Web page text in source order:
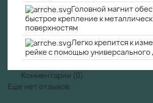
Головной магнит
быстрое крепление к
поверхностям
Легко крепится к
рейке с помощью
Комментарии (0)
Еще нет отзывов.